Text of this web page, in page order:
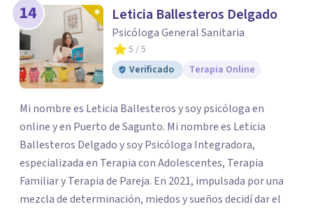
14 Leticia Ballesteros Delgado
Psicóloga General Sanitaria
5 / 5
Verificado
Terapia Online
Mi nombre es Leticia Ballesteros y soy psicóloga en
online y en Puerto de Sagunto. Mi nombre es Leticia
Ballesteros Delgado y soy Psicóloga Integradora,
especializada en Terapia con Adolescentes, Terapia
Familiar y Terapia de Pareja. En 2021, impulsada por una
mezcla de determinación, miedos y sueños decidí dar el